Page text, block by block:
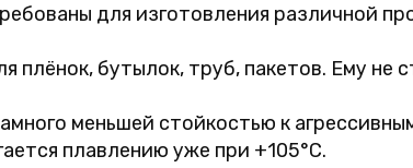
для изготовления различной
плёнок, бутылок, труб, пакетов. Ему не
меньшей стойкостью к
плавлению уже при +105°C.